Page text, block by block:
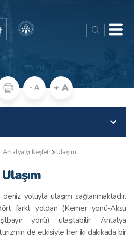
- A + A
Antalya'yı Keşfet Ulaşım
Ulaşım
yoluyla ulaşım sağlanmaktadır.
farklı yoldan (Kemer yönü-Aksu
yönü) ulaşılabilir. Antalya
de etkisiyle her iki dakikada bir